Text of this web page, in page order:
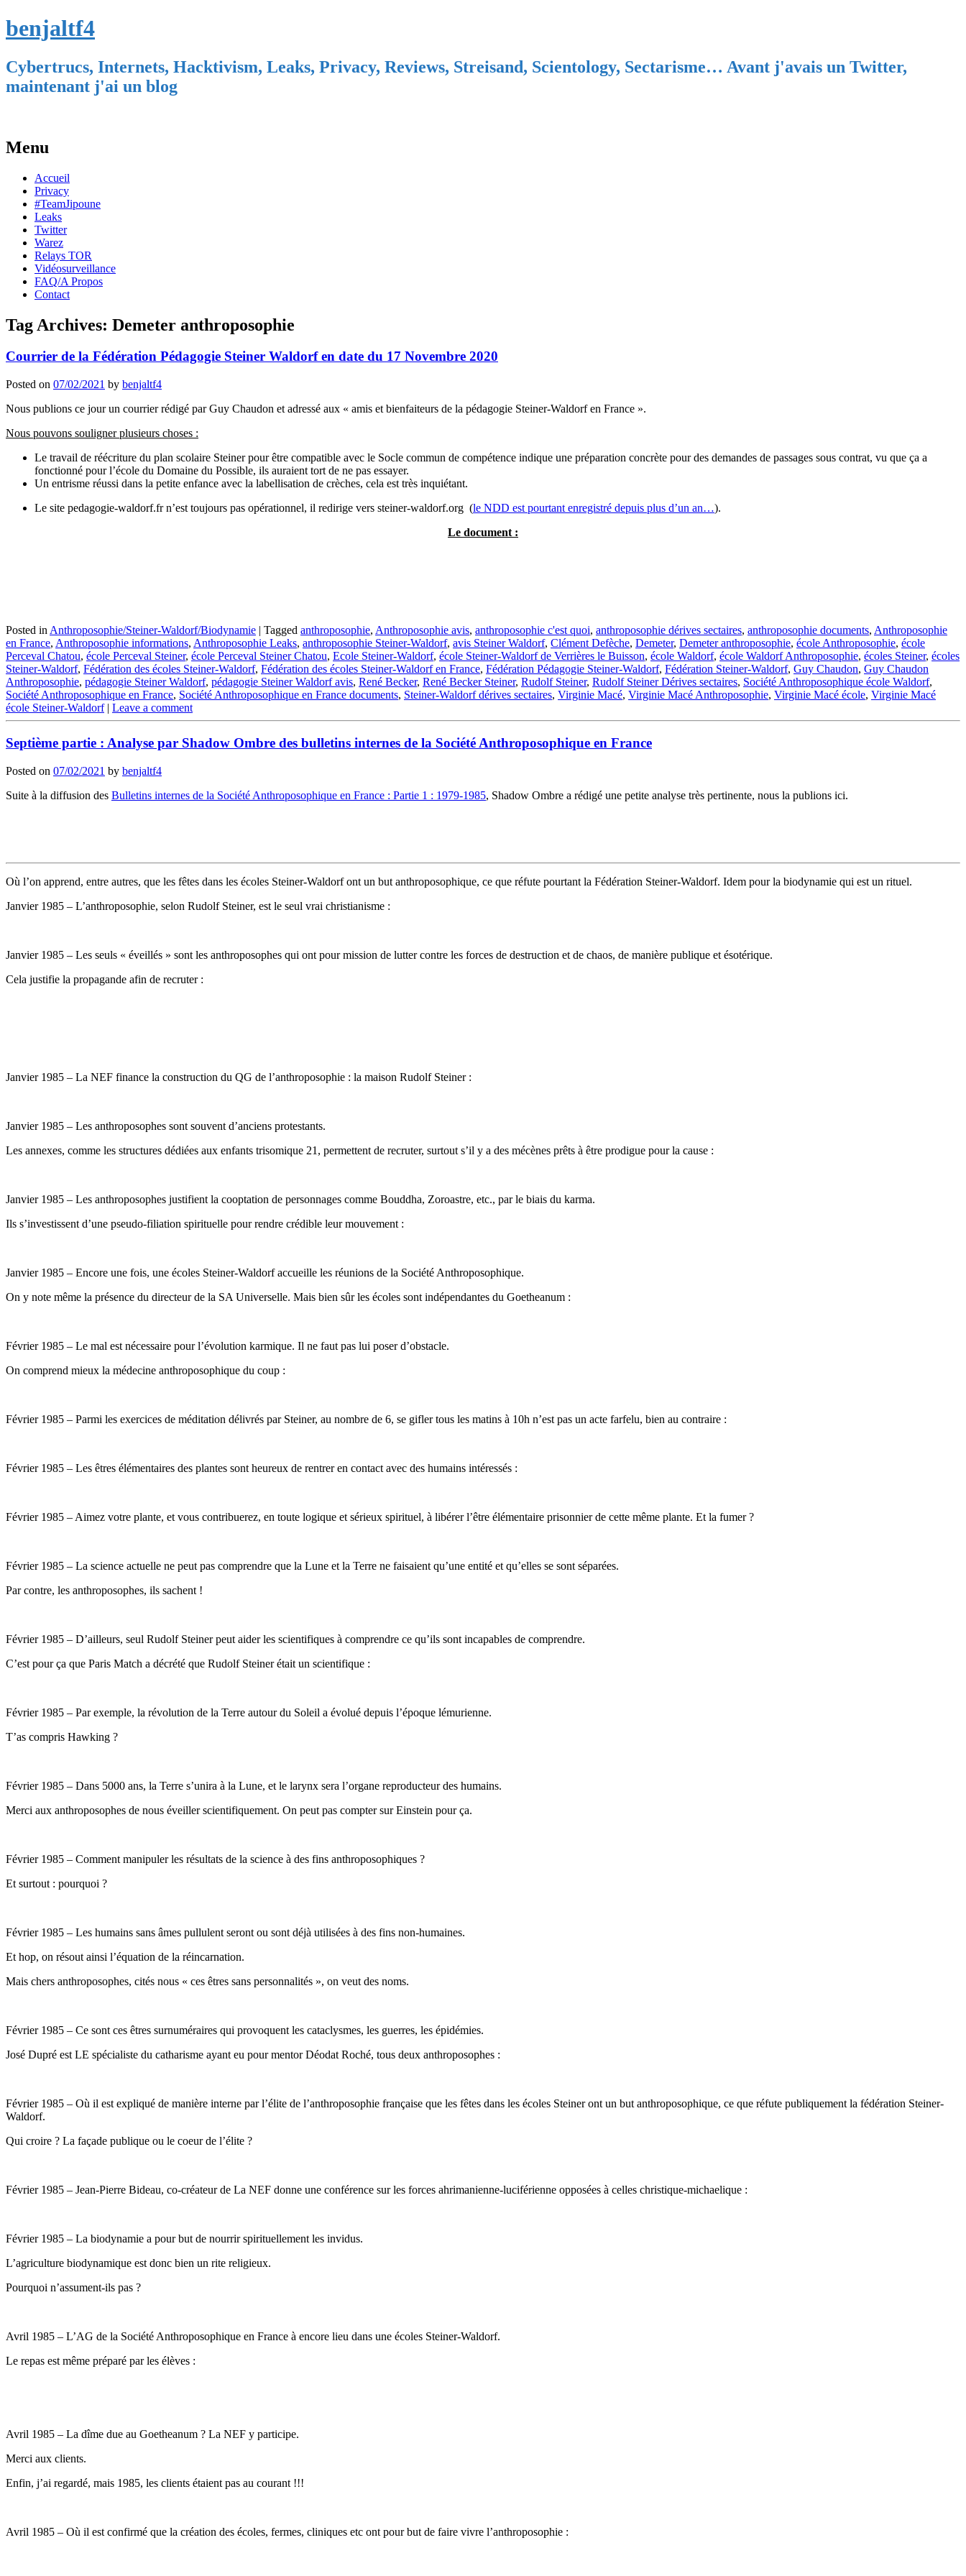
benjaltf4
Cybertrucs, Internets, Hacktivism, Leaks, Privacy, Reviews, Streisand, Scientology, Sectarisme… Avant j'avais un Twitter,
maintenant j'ai un blog
Menu
Skip
content
Accueil
Privacy
#TeamJipoune
Leaks
Twitter
Warez
Relays TOR
Vidéosurveillance
FAQ/A Propos
Contact
Tag Archives: Demeter anthroposophie
Courrier de la Fédération Pédagogie Steiner Waldorf en date du 17 Novembre 2020
Posted on 07/02/2021 by benjaltf4
Nous publions ce jour un courrier rédigé par Guy Chaudon et adressé aux « amis et bienfaiteurs de la pédagogie Steiner-Waldorf en France ».
Nous pouvons souligner plusieurs choses :
Le travail de réécriture du plan scolaire Steiner pour être compatible avec le Socle commun de compétence indique une préparation concrète pour des demandes de passages sous contrat, vu que ça a
fonctionné pour l’école du Domaine du Possible, ils auraient tort de ne pas essayer.
Un entrisme réussi dans la petite enfance avec la labellisation de crèches, cela est très inquiétant.
Le site pedagogie-waldorf.fr n’est toujours pas opérationnel, il redirige vers steiner-waldorf.org (le NDD est pourtant enregistré depuis plus d’un an…).
Le document :
Posted in Anthroposophie/Steiner-Waldorf/Biodynamie | Tagged anthroposophie, Anthroposophie avis, anthroposophie c'est quoi, anthroposophie dérives sectaires, anthroposophie documents, Anthroposophie
en France, Anthroposophie informations, Anthroposophie Leaks, anthroposophie Steiner-Waldorf, avis Steiner Waldorf, Clément Defèche, Demeter, Demeter anthroposophie, école Anthroposophie, école
Perceval Chatou, école Perceval Steiner, école Perceval Steiner Chatou, Ecole Steiner-Waldorf, école Steiner-Waldorf de Verrières le Buisson, école Waldorf, école Waldorf Anthroposophie, écoles Steiner, écoles
Steiner-Waldorf, Fédération des écoles Steiner-Waldorf, Fédération des écoles Steiner-Waldorf en France, Fédération Pédagogie Steiner-Waldorf, Fédération Steiner-Waldorf, Guy Chaudon, Guy Chaudon
Anthroposophie, pédagogie Steiner Waldorf, pédagogie Steiner Waldorf avis, René Becker, René Becker Steiner, Rudolf Steiner, Rudolf Steiner Dérives sectaires, Société Anthroposophique école Waldorf,
Société Anthroposophique en France, Société Anthroposophique en France documents, Steiner-Waldorf dérives sectaires, Virginie Macé, Virginie Macé Anthroposophie, Virginie Macé école, Virginie Macé
école Steiner-Waldorf | Leave a comment
Septième partie : Analyse par Shadow Ombre des bulletins internes de la Société Anthroposophique en France
Posted on 07/02/2021 by benjaltf4
Suite à la diffusion des Bulletins internes de la Société Anthroposophique en France : Partie 1 : 1979-1985, Shadow Ombre a rédigé une petite analyse très pertinente, nous la publions ici.
Où l’on apprend, entre autres, que les fêtes dans les écoles Steiner-Waldorf ont un but anthroposophique, ce que réfute pourtant la Fédération Steiner-Waldorf. Idem pour la biodynamie qui est un rituel.
Janvier 1985 – L’anthroposophie, selon Rudolf Steiner, est le seul vrai christianisme :
Janvier 1985 – Les seuls « éveillés » sont les anthroposophes qui ont pour mission de lutter contre les forces de destruction et de chaos, de manière publique et ésotérique.
Cela justifie la propagande afin de recruter :
Janvier 1985 – La NEF finance la construction du QG de l’anthroposophie : la maison Rudolf Steiner :
Janvier 1985 – Les anthroposophes sont souvent d’anciens protestants.
Les annexes, comme les structures dédiées aux enfants trisomique 21, permettent de recruter, surtout s’il y a des mécènes prêts à être prodigue pour la cause :
Janvier 1985 – Les anthroposophes justifient la cooptation de personnages comme Bouddha, Zoroastre, etc., par le biais du karma.
Ils s’investissent d’une pseudo-filiation spirituelle pour rendre crédible leur mouvement :
Janvier 1985 – Encore une fois, une écoles Steiner-Waldorf accueille les réunions de la Société Anthroposophique.
On y note même la présence du directeur de la SA Universelle. Mais bien sûr les écoles sont indépendantes du Goetheanum :
Février 1985 – Le mal est nécessaire pour l’évolution karmique. Il ne faut pas lui poser d’obstacle.
On comprend mieux la médecine anthroposophique du coup :
Février 1985 – Parmi les exercices de méditation délivrés par Steiner, au nombre de 6, se gifler tous les matins à 10h n’est pas un acte farfelu, bien au contraire :
Février 1985 – Les êtres élémentaires des plantes sont heureux de rentrer en contact avec des humains intéressés :
Février 1985 – Aimez votre plante, et vous contribuerez, en toute logique et sérieux spirituel, à libérer l’être élémentaire prisonnier de cette même plante. Et la fumer ?
Février 1985 – La science actuelle ne peut pas comprendre que la Lune et la Terre ne faisaient qu’une entité et qu’elles se sont séparées.
Par contre, les anthroposophes, ils sachent !
Février 1985 – D’ailleurs, seul Rudolf Steiner peut aider les scientifiques à comprendre ce qu’ils sont incapables de comprendre.
C’est pour ça que Paris Match a décrété que Rudolf Steiner était un scientifique :
Février 1985 – Par exemple, la révolution de la Terre autour du Soleil a évolué depuis l’époque lémurienne.
T’as compris Hawking ?
Février 1985 – Dans 5000 ans, la Terre s’unira à la Lune, et le larynx sera l’organe reproducteur des humains.
Merci aux anthroposophes de nous éveiller scientifiquement. On peut pas compter sur Einstein pour ça.
Février 1985 – Comment manipuler les résultats de la science à des fins anthroposophiques ?
Et surtout : pourquoi ?
Février 1985 – Les humains sans âmes pullulent seront ou sont déjà utilisées à des fins non-humaines.
Et hop, on résout ainsi l’équation de la réincarnation.
Mais chers anthroposophes, cités nous « ces êtres sans personnalités », on veut des noms.
Février 1985 – Ce sont ces êtres surnuméraires qui provoquent les cataclysmes, les guerres, les épidémies.
José Dupré est LE spécialiste du catharisme ayant eu pour mentor Déodat Roché, tous deux anthroposophes :
Février 1985 – Où il est expliqué de manière interne par l’élite de l’anthroposophie française que les fêtes dans les écoles Steiner ont un but anthroposophique, ce que réfute publiquement la fédération Steiner-
Waldorf.
Qui croire ? La façade publique ou le coeur de l’élite ?
Février 1985 – Jean-Pierre Bideau, co-créateur de La NEF donne une conférence sur les forces ahrimanienne-luciférienne opposées à celles christique-michaelique :
Février 1985 – La biodynamie a pour but de nourrir spirituellement les invidus.
L’agriculture biodynamique est donc bien un rite religieux.
Pourquoi n’assument-ils pas ?
Avril 1985 – L’AG de la Société Anthroposophique en France à encore lieu dans une écoles Steiner-Waldorf.
Le repas est même préparé par les élèves :
Avril 1985 – La dîme due au Goetheanum ? La NEF y participe.
Merci aux clients.
Enfin, j’ai regardé, mais 1985, les clients étaient pas au courant !!!
Avril 1985 – Où il est confirmé que la création des écoles, fermes, cliniques etc ont pour but de faire vivre l’anthroposophie :